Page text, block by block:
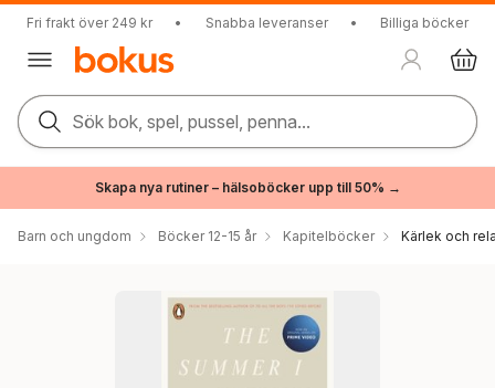
Fri frakt över 249 kr • Snabba leveranser • Billiga böcker
Sök bok, spel, pussel, penna...
Skapa nya rutiner – hälsoböcker upp till 50% →
Barn och ungdom Böcker 12-15 år Kapitelböcker Kärlek och